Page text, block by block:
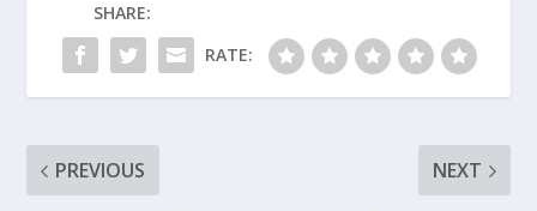
SHARE:
RATE:
PREVIOUS NEXT